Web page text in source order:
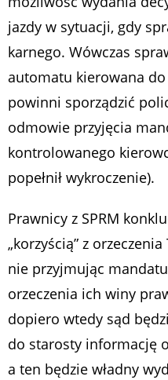
jazdy w sytuacji, gdy
karnego. Wówczas
automatu kierowana
powinni sporządzić
odmowie przyjęcia
kontrolowanego
popełnił wykroczenie).
Prawnicy z SPRM
„korzyścią” z
nie przyjmując
orzeczenia ich winy
dopiero wtedy sąd
do starosty informację
a ten będzie władny